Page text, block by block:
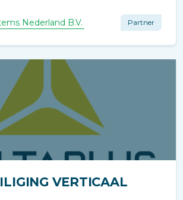
Nederland B.V. Partner
VERTICAAL